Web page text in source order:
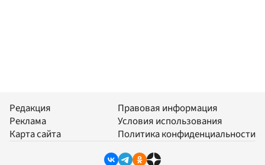
Редакция
Реклама
Карта сайта
Правовая информация
Условия использования
Политика конфиденциальности